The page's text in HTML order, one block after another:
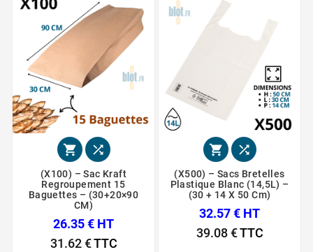
 
(X100) – Sac Kraft
Regroupement 15
Baguettes – (30+20×90
CM)
26.35 € HT
31.62 €TTC
 
(x500) – Sacs Bretelles
Plastique Blanc (14,5L) –
(30 + 14 X 50 Cm)
32.57 € HT
39.08 €TTC